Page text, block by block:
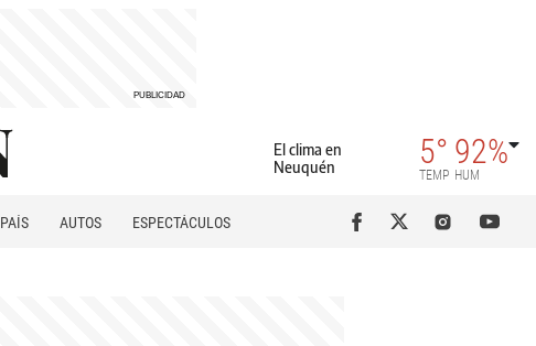
El clima en
Neuquén
5°
TEMP
92%
HUM
PAÍS AUTOS
ESPECTÁCULOS